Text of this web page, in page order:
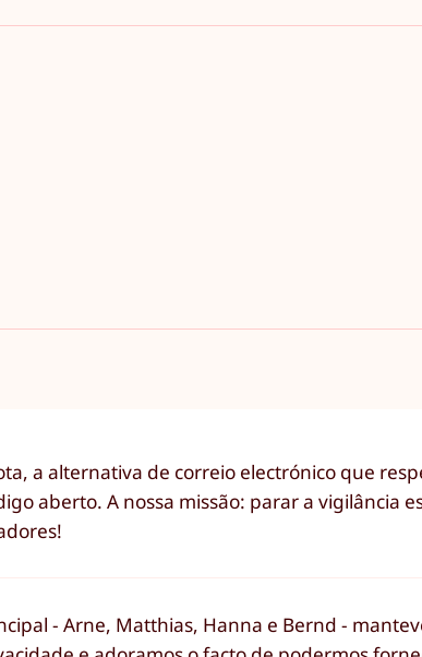
a alternativa de correio electrónico que
aberto. A nossa missão: parar a vigilância
- Arne, Matthias, Hanna e Bernd -